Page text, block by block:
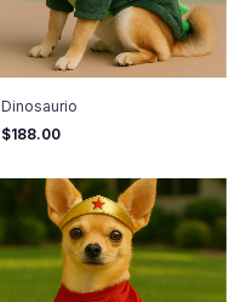
Dinosaurio
$188.00